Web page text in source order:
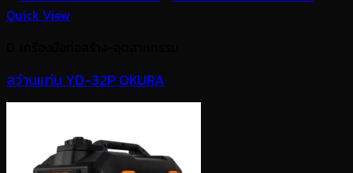
Quick View
สว่านแท่น YD-32P OKURA